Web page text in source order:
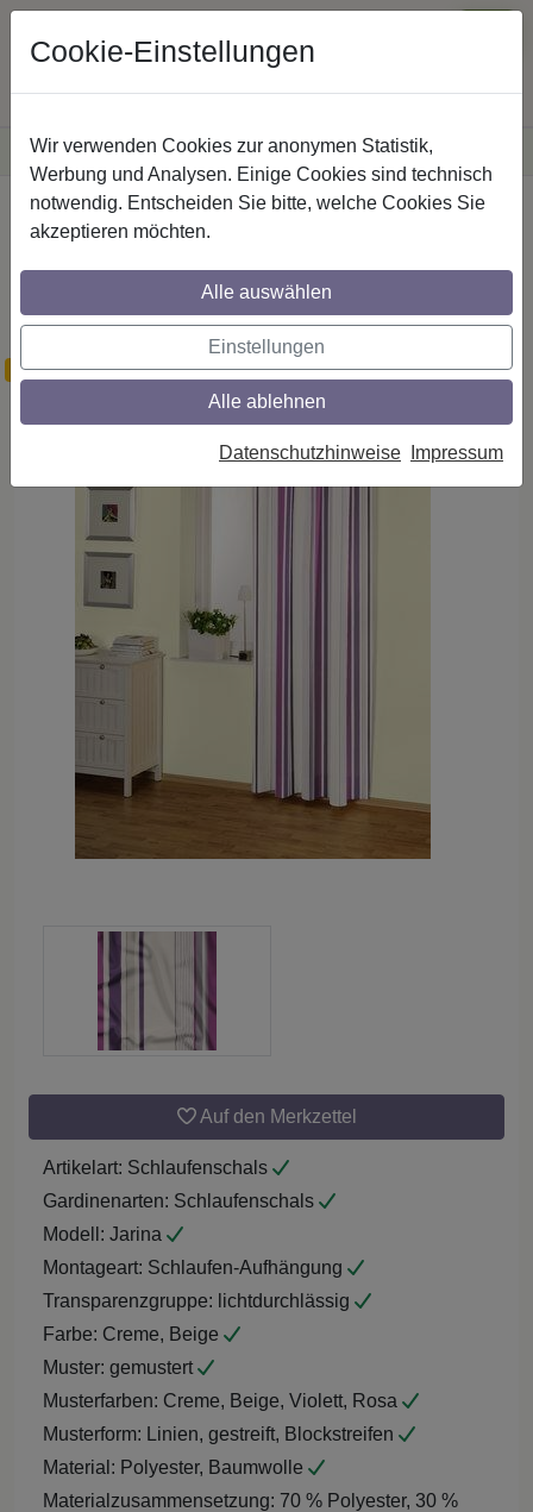
VersandkostenfreieLieferung innerhalb Deutschlands
Sichere Zahlung
Startseite Gardinen Schlaufenvorhänge
kürzbare Gardinen im Dessin Jarina Fb.
90
wenig Bestand
Auf den Merkzettel
Artikelart: Schlaufenschals
Gardinenarten: Schlaufenschals
Modell: Jarina
Montageart: Schlaufen-Aufhängung
Transparenzgruppe: lichtdurchlässig
Farbe: Creme, Beige
Muster: gemustert
Musterfarben: Creme, Beige, Violett, Rosa
Musterform: Linien, gestreift, Blockstreifen
Material: Polyester, Baumwolle
Materialzusammensetzung: 70 % Polyester, 30 %
Cookie-Einstellungen
Wir verwenden Cookies zur anonymen Statistik,
Werbung und Analysen. Einige Cookies sind technisch
notwendig. Entscheiden Sie bitte, welche Cookies Sie
akzeptieren möchten.
Alle auswählen
Einstellungen
Alle ablehnen
Datenschutzhinweise Impressum